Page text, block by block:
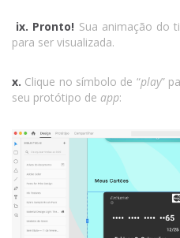
ix. Pronto! Sua animação do
para ser visualizada.
x. Clique no símbolo de “play”
seu protótipo de app: